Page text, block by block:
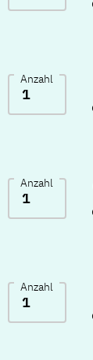
Anzahl
Anzahl
Anzahl